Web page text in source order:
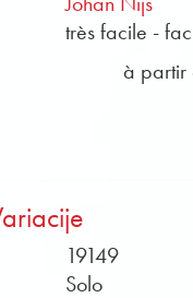
très facile -
à partir
19149
Solo